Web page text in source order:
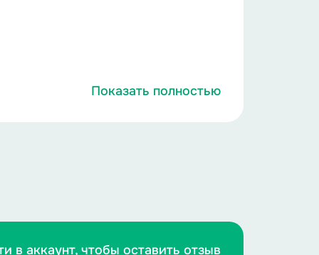
персонаж).
Показать полностью
в аккаунт, чтобы оставить отзыв